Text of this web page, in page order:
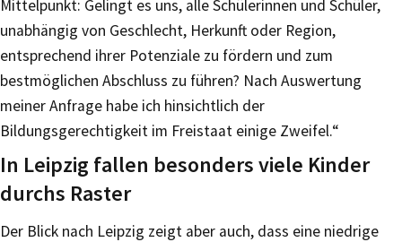
Mittelpunkt: Gelingt es uns, alle Schülerinnen und Schüler,
unabhängig von Geschlecht, Herkunft oder Region,
entsprechend ihrer Potenziale zu fördern und zum
bestmöglichen Abschluss zu führen? Nach Auswertung
meiner Anfrage habe ich hinsichtlich der
Bildungsgerechtigkeit im Freistaat einige Zweifel.“
In Leipzig fallen besonders viele Kinder
durchs Raster
Der Blick nach Leipzig zeigt aber auch, dass eine niedrige